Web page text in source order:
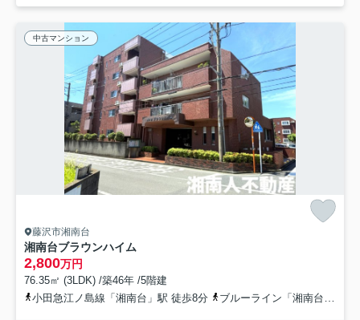
中古マンション
藤沢市湘南台
湘南台ブラウンハイム
2,800万円
76.35㎡ (3LDK) /築46年 /5階建
小田急江ノ島線「湘南台」駅 徒歩8分
ブルーライン「湘南台」駅 徒歩8分